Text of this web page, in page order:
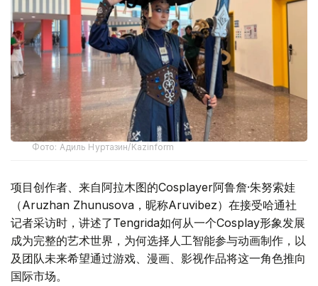
Фото: Адиль Нуртазин/Kazinform
项目创作者、来自阿拉木图的Cosplayer阿鲁詹·朱努索娃
（Aruzhan Zhunusova，昵称Aruvibez）在接受哈通社
记者采访时，讲述了Tengrida如何从一个Cosplay形象发展
成为完整的艺术世界，为何选择人工智能参与动画制作，以
及团队未来希望通过游戏、漫画、影视作品将这一角色推向
国际市场。